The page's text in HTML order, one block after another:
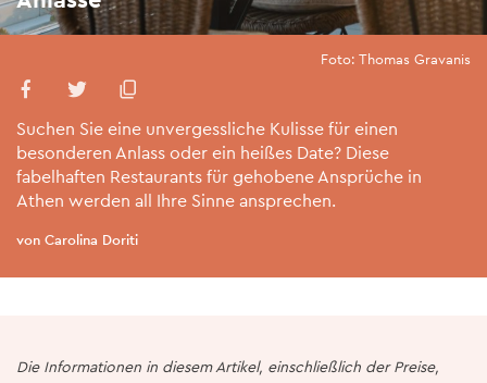
Foto: Thomas Gravanis
Suchen Sie eine unvergessliche Kulisse für einen
besonderen Anlass oder ein heißes Date? Diese
fabelhaften Restaurants für gehobene Ansprüche in
Athen werden all Ihre Sinne ansprechen.
von Carolina Doriti
Die Informationen in diesem Artikel, einschließlich der Preise,